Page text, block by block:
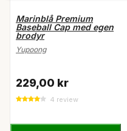
Marinblå Premium
Baseball Cap med egen
brodyr
Yupoong
229,00 kr
4 review